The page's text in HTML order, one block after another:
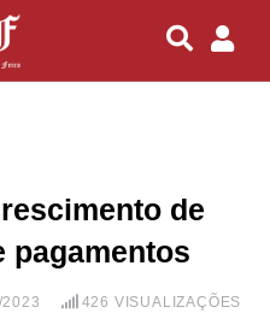
de
pagamentos
426 VISUALIZAÇÕES